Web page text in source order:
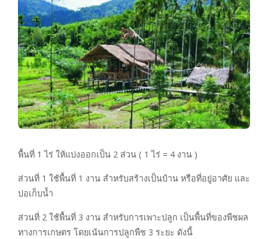
พื้นที่ 1 ไร่ ให้แบ่งออกเป็น 2 ส่วน ( 1 ไร่ = 4 งาน )
ส่วนที่ 1 ใช้พื้นที่ 1 งาน สำหรับสร้างเป็นบ้าน หรือที่อยู่อาศัย และ
บ่อเก็บน้ำ
ส่วนที่ 2 ใช้พื้นที่ 3 งาน สำหรับการเพาะปลูก เป็นพื้นที่ของพืชผล
ทางการเกษตร โดยเน้นการปลูกพืช 3 ระยะ ดังนี้